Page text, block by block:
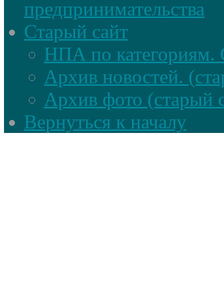
предпринимательства
Старый сайт
НПА по категориям.
Архив новостей.
Архив фото (старый
Вернуться к началу